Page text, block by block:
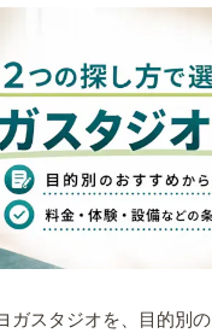
ガスタジオを、目的別